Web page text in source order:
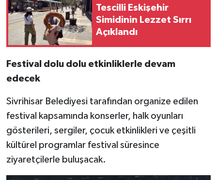
Tescilli Eskişehir
Simidinin Lezzet Sırrı
Açıklandı
Festival dolu dolu etkinliklerle devam
edecek
Sivrihisar Belediyesi tarafından organize edilen
festival kapsamında konserler, halk oyunları
gösterileri, sergiler, çocuk etkinlikleri ve çeşitli
kültürel programlar festival süresince
ziyaretçilerle buluşacak.